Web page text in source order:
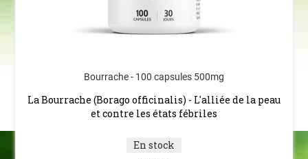
Bourrache - 100 capsules 500mg
La Bourrache (Borago officinalis) - L'alliée de la peau
et contre les états fébriles
En stock